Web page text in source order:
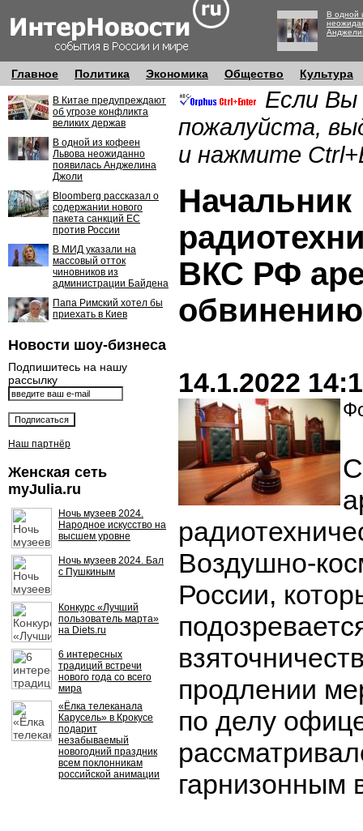
В одной
Главное Политика Экономика Общество Культура
В Китае предупреждают
об угрозе конфликта
великих держав
В одной из кофеен
Львова неожиданно
появилась Анджелина
Джоли
Bloomberg рассказал о
содержании нового
пакета санкций ЕС
против России
В МИД указали на
массовый отток
чиновников из
администрации Байдена
Папа Римский хотел бы
приехать в Киев
Новости шоу-бизнеса
Подпишитесь на нашу
рассылку
Наш партнёр
Женская сеть
myJulia.ru
Ночь музеев 2024.
Народное искусство на
высшем уровне
Ночь музеев 2024. Бал
с Пушкиным
Конкурс «Лучший
пользователь марта»
на Diets.ru
6 интересных
традиций встречи
нового года со всего
мира
«Ёлка телеканала
Карусель» в Крокусе
подарит
незабываемый
новогодний праздник
всем поклонникам
российской анимации
Если Вы
пожалуйста,
и нажмите
Начальник
ВКС РФ
обвинению
14.1.2022
Воздушно-
России,
продлении
по делу
гарнизонным